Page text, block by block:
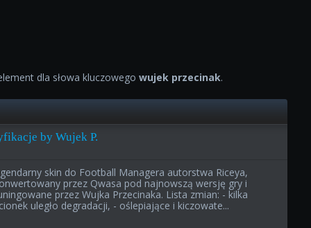
dla słowa kluczowego wujek przecinak.
by Wujek P.
skin do Football Managera autorstwa Riceya,
przez Qwasa pod najnowszą wersję gry i
przez Wujka Przecinaka. Lista zmian: - kilka
uległo degradacji, - oślepiające i kiczowate...